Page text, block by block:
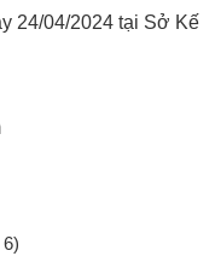
24/04/2024 tại Sở Kế